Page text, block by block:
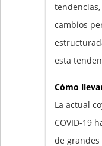
cambios
esta
Cómo
La actual
COVID-19
de grandes